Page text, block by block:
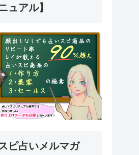
ュアル】
ピ占いメルマガ